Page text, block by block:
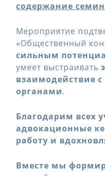
содержание
Мероприятие
«Общественный
сильным
умеет выстраивать
взаимодействие
органами.
Благодарим всех
адвокационные
работу и
Вместе мы